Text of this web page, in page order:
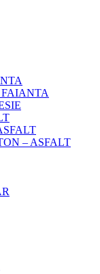
FAIANTA
– ASFALT